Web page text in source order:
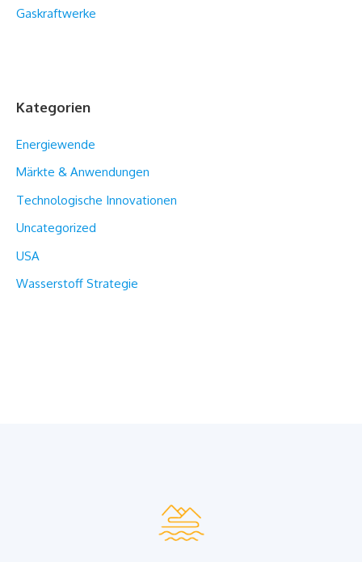
Gaskraftwerke
Kategorien
Energiewende
Märkte & Anwendungen
Technologische Innovationen
Uncategorized
USA
Wasserstoff Strategie